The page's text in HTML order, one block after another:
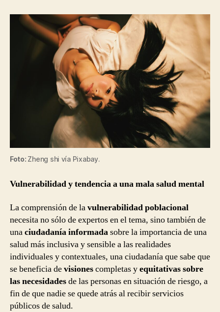
Foto: Zheng shi vía Pixabay.
Vulnerabilidad y tendencia a una mala salud mental
La comprensión de lavulnerabilidad poblacional
necesita no sólo de expertos en el tema, sino también de
unaciudadanía informadasobre la importancia de una
salud más inclusiva y sensible a las realidades
individuales y contextuales, una ciudadanía que sabe que
se beneficia devisionescompletas yequitativas sobre
las necesidadesde las personas en situación de riesgo, a
fin de que nadie se quede atrás al recibir servicios
públicos de salud.